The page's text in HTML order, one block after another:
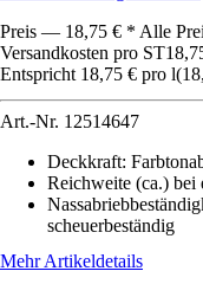
Preis — 18,75 € * Alle
Versandkosten pro ST
Entspricht 18,75 € pro l(
Art.-Nr. 12514647
Deckkraft:
Reichweite (ca.) bei
scheuerbeständig
Mehr Artikeldetails